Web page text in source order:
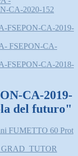
CA-2020-152
FSEPON-CA-2019-
FSEPON-CA-
FSEPON-CA-2018-
CA-2019-
del futuro"
FUMETTO 60 Prot